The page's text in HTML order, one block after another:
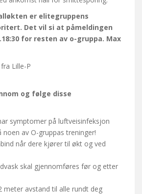
er elitegruppens
Det vil si at påmeldingen
for resten av o-gruppa. Max
Lille-P
og følge disse
symptomer på luftveisinfeksjon
noen av O-gruppas treninger!
når dere kjører til økt og ved
skal gjennomføres før og etter
meter avstand til alle rundt deg